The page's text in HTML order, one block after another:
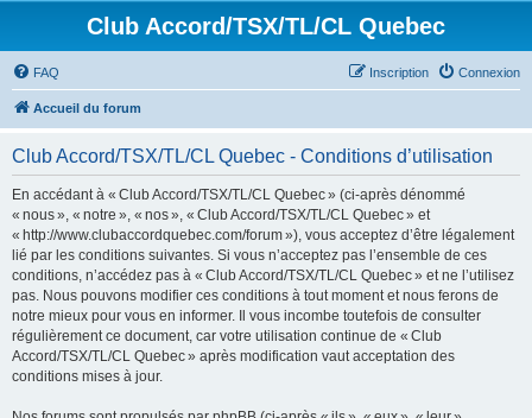
Club Accord/TSX/TL/CL Quebec
FAQ Connexion
Inscription
Accueil du forum
Club Accord/TSX/TL/CL Quebec - Conditions d’utilisation
En accédant à « Club Accord/TSX/TL/CL Quebec » (ci-après dénommé
« nous », « notre », « nos », « Club Accord/TSX/TL/CL Quebec » et
« http://www.clubaccordquebec.com/forum »), vous acceptez d’être légalement
lié par les conditions suivantes. Si vous n’acceptez pas l’ensemble de ces
conditions, n’accédez pas à « Club Accord/TSX/TL/CL Quebec » et ne l’utilisez
pas. Nous pouvons modifier ces conditions à tout moment et nous ferons de
notre mieux pour vous en informer. Il vous incombe toutefois de consulter
régulièrement ce document, car votre utilisation continue de « Club
Accord/TSX/TL/CL Quebec » après modification vaut acceptation des
conditions mises à jour.